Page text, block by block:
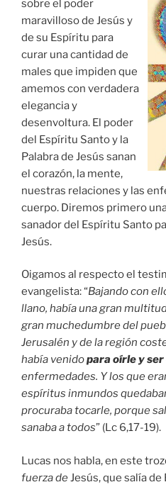
sobre el poder
maravilloso de Jesús y
de su Espíritu para
curar una cantidad de
males que impiden que
amemos con verdadera
elegancia y
desenvoltura. El poder
del Espíritu Santo y la
Palabra de Jesús sanan
el corazón, la mente,
nuestras relaciones y las
cuerpo. Diremos primero
sanador del Espíritu Santo
Jesús.
Oigamos al respecto el
evangelista: “Bajando con
llano, había una gran
gran muchedumbre del
Jerusalén y de la región
había venidopara oírle y
enfermedades. Y los que
espíritus inmundos
procuraba tocarle, porque
sanaba a todos” (Lc 6,17-19).
Lucas nos habla, en este
fuerza deJesús, que salía de